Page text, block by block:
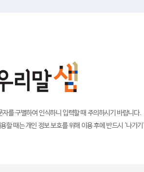
를 구별하여 인식하니 입력할 때 주의하시기 바랍니다.
할 때는 개인 정보 보호를 위해 이용 후에 반드시 '나가